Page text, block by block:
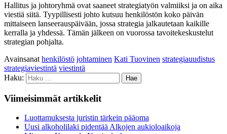
Hallitus ja johtoryhmä ovat saaneet strategiatyön valmiiksi ja on aika
viestiä siitä. Tyypillisesti johto kutsuu henkilöstön koko päivän
mittaiseen lanseerauspäivään, jossa strategia jalkautetaan kaikille
kerralla ja yhdessä. Tämän jälkeen on vuorossa tavoitekeskustelut
strategian pohjalta.
Avainsanat henkilöstö johtaminen Kati Tuovinen strategiauudistus
strategiaviestintä viestintä
Haku:
Viimeisimmät artikkelit
Luottamuksesta juristin tärkein pääoma
Uusi alkoholilaki pidentää Alkojen aukioloaikoja